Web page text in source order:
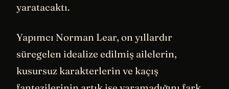
yaratacaktı.
Yapımcı Norman Lear, on yıllardır
süregelen idealize edilmiş ailelerin,
kusursuz karakterlerin ve kaçış